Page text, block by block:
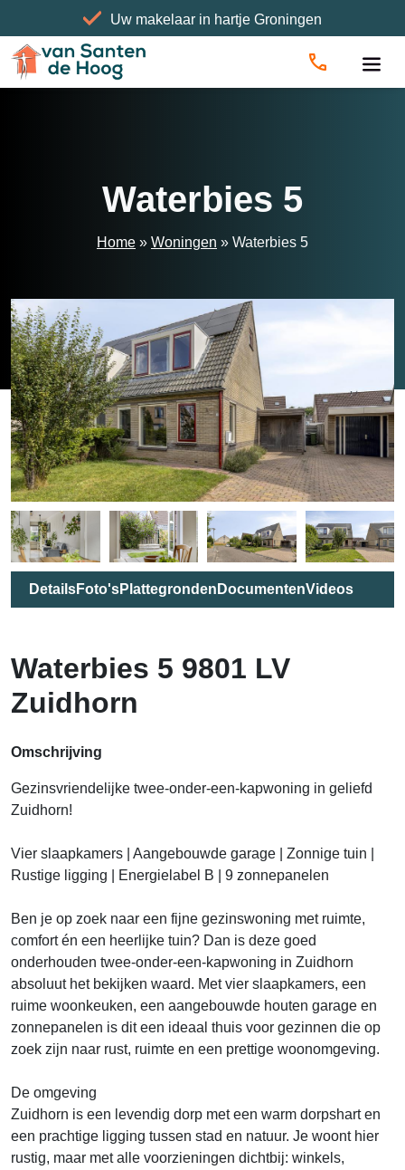
Uw makelaar in hartje Groningen
Woningen »Waterbies 5
Waterbies 5
Home » Woningen » Waterbies 5
DetailsFoto'sPlattegronden DocumentenVideos
Waterbies 5 9801 LV
Zuidhorn
Omschrijving
Gezinsvriendelijke twee-onder-een-kapwoning in geliefd
Zuidhorn!
Vier slaapkamers | Aangebouwde garage | Zonnige tuin |
Rustige ligging | Energielabel B | 9 zonnepanelen
Ben je op zoek naar een fijne gezinswoning met ruimte,
comfort én een heerlijke tuin? Dan is deze goed
onderhouden twee-onder-een-kapwoning in Zuidhorn
absoluut het bekijken waard. Met vier slaapkamers, een
ruime woonkeuken, een aangebouwde houten garage en
zonnepanelen is dit een ideaal thuis voor gezinnen die op
zoek zijn naar rust, ruimte en een prettige woonomgeving.
De omgeving
Zuidhorn is een levendig dorp met een warm dorpshart en
een prachtige ligging tussen stad en natuur. Je woont hier
rustig, maar met alle voorzieningen dichtbij: winkels,